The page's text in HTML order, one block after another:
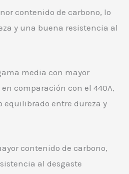
contenido de carbono, lo
y una buena resistencia al
media con mayor
comparación con el 440A,
entre dureza y
contenido de carbono,
al desgaste